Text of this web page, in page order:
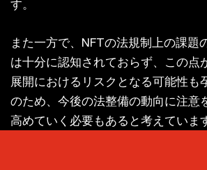
す。
また一方で、NFTの法規制上の課題
は十分に認知されておらず、この点
展開におけるリスクとなる可能性も
のため、今後の法整備の動向に注意
高めていく必要もあると考えていま